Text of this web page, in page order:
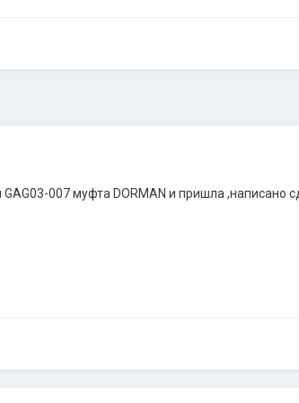
007 муфта DORMAN и пришла ,написано